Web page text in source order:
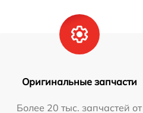
Оригинальные запчасти
Более 20 тыс. запчастей от